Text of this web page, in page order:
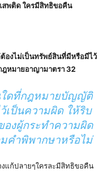
สพติด ใครมีสิทธิขอคืน
องไม่เป็นทรัพย์สินที่มีหรือมีไว้
ฎหมายอาญามาตรา 32
ใดที่กฎหมายบัญญัติ
เป็นความผิด ให้ริบ
องผู้กระทำความผิด
คำพิพากษาหรือไม่
แก้ปลายๆใครละมีสิทธิขอคืน